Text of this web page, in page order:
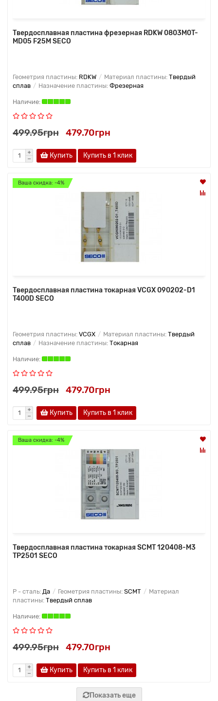
Твердосплавная пластина фрезерная RDKW 0803M0T-
MD05 F25M SECO
Геометрия пластины: RDKW Материал пластины: Твердый
сплав
Назначение пластины: Фрезерная
499.95грн 479.70грн
Купить Купить в 1 клик
Ваша скидка: -4%
Твердосплавная пластина токарная VCGX 090202-D1
T400D SECO
Геометрия пластины: VCGX Материал пластины: Твердый
сплав
Назначение пластины: Токарная
499.95грн 479.70грн
Купить Купить в 1 клик
Ваша скидка: -4%
Твердосплавная пластина токарная SCMT 120408-M3
TP2501 SECO
P - сталь: Да Геометрия пластины: SCMT
Материал
пластины: Твердый сплав
499.95грн 479.70грн
Купить Купить в 1 клик
Показать еще